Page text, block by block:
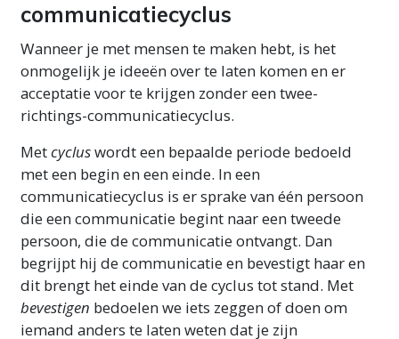
communicatiecyclus
Wanneer je met mensen te maken hebt, is het
onmogelijk je ideeën over te laten komen en er
acceptatie voor te krijgen zonder een twee-
richtings-communicatiecyclus.
Metcycluswordt een bepaalde periode bedoeld
met een begin en een einde. In een
communicatiecyclus is er sprake van één persoon
die een communicatie begint naar een tweede
persoon, die de communicatie ontvangt. Dan
begrijpt hij de communicatie en bevestigt haar en
dit brengt het einde van de cyclus tot stand. Met
bevestigen bedoelen we iets zeggen of doen om
iemand anders te laten weten dat je zijn